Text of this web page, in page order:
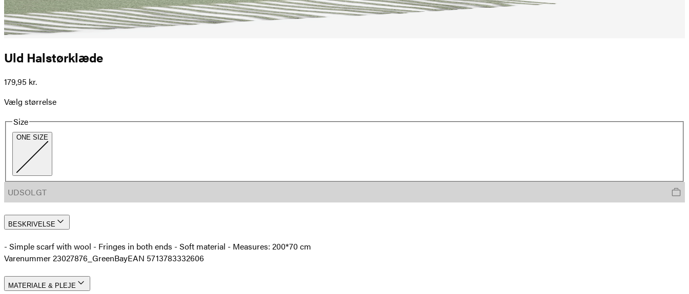
Uld Halstørklæde
179,95 kr.
Vælg størrelse
Size
ONE SIZE
UDSOLGT
BESKRIVELSE
- Simple scarf with wool - Fringes in both ends - Soft material - Measures: 200*70 cm
Varenummer 23027876_GreenBayEAN 5713783332606
MATERIALE & PLEJE